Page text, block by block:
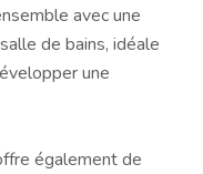
avec une
de bains, idéale
une
également de